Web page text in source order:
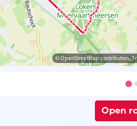
© OpenStreetMap contributors,
Open